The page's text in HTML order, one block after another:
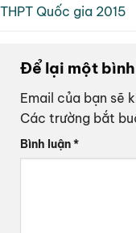
THPT Quốc gia 2015
Để lại một
Email của bạn sẽ
Các trường bắt
Bình luận*